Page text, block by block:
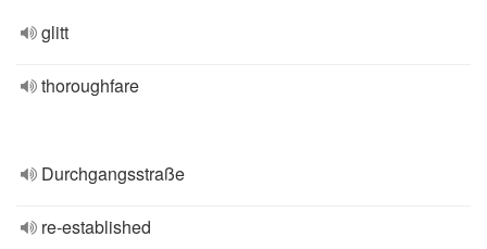
glitt
thoroughfare
Durchgangsstraße
re-established